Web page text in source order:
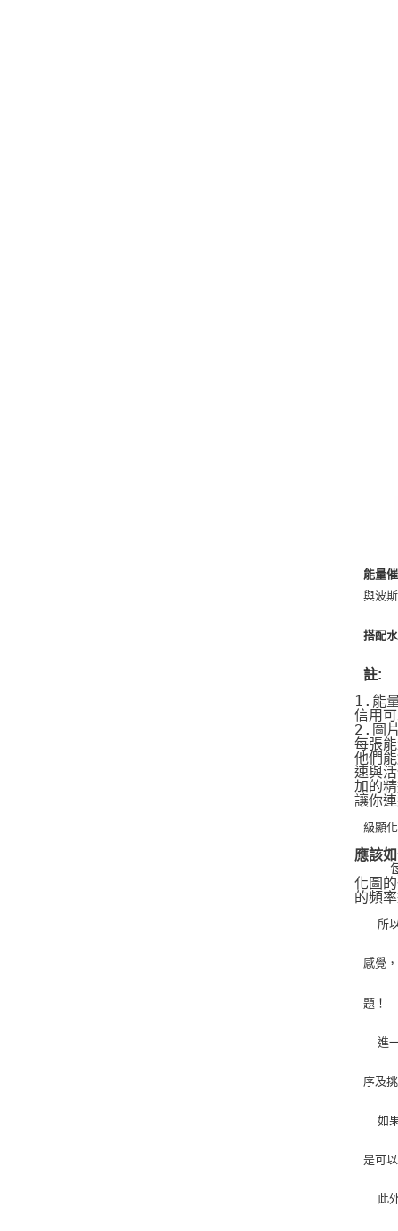
能量
與波
搭配
註:
1.能
信用
2.圖
每張
他們
速與
加的
讓你
級顯
應該
化圖
的頻
感覺
題！
序及
是可